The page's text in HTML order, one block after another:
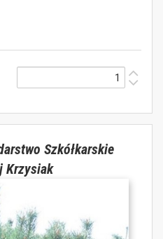
Szkółkarskie
Krzysiak